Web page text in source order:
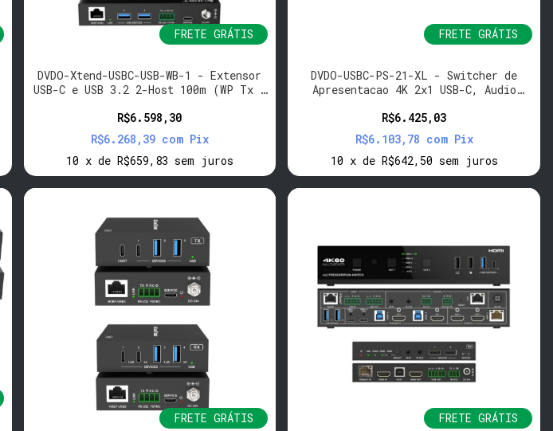
FRETE GRÁTIS
DVDO-Xtend-USBC-USB-WB-1 - Extensor
USB-C e USB 3.2 2-Host 100m (WP Tx -
R$6.598,30
R$6.268,39 com Pix
10 x de R$659,83 sem juros
FRETE GRÁTIS
DVDO-USBC-PS-21-XL - Switcher de
Apresentacao 4K 2x1 USB-C, Audio
R$6.425,03
R$6.103,78 com Pix
10 x de R$642,50 sem juros
FRETE GRÁTIS FRETE GRÁTIS